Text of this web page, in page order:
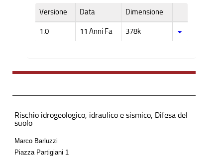
Versione Data Dimensione
1.0 11 Anni Fa 378k
Rischio idrogeologico, idraulico e sismico, Difesa del
suolo
Marco Barluzzi
Piazza Partigiani 1